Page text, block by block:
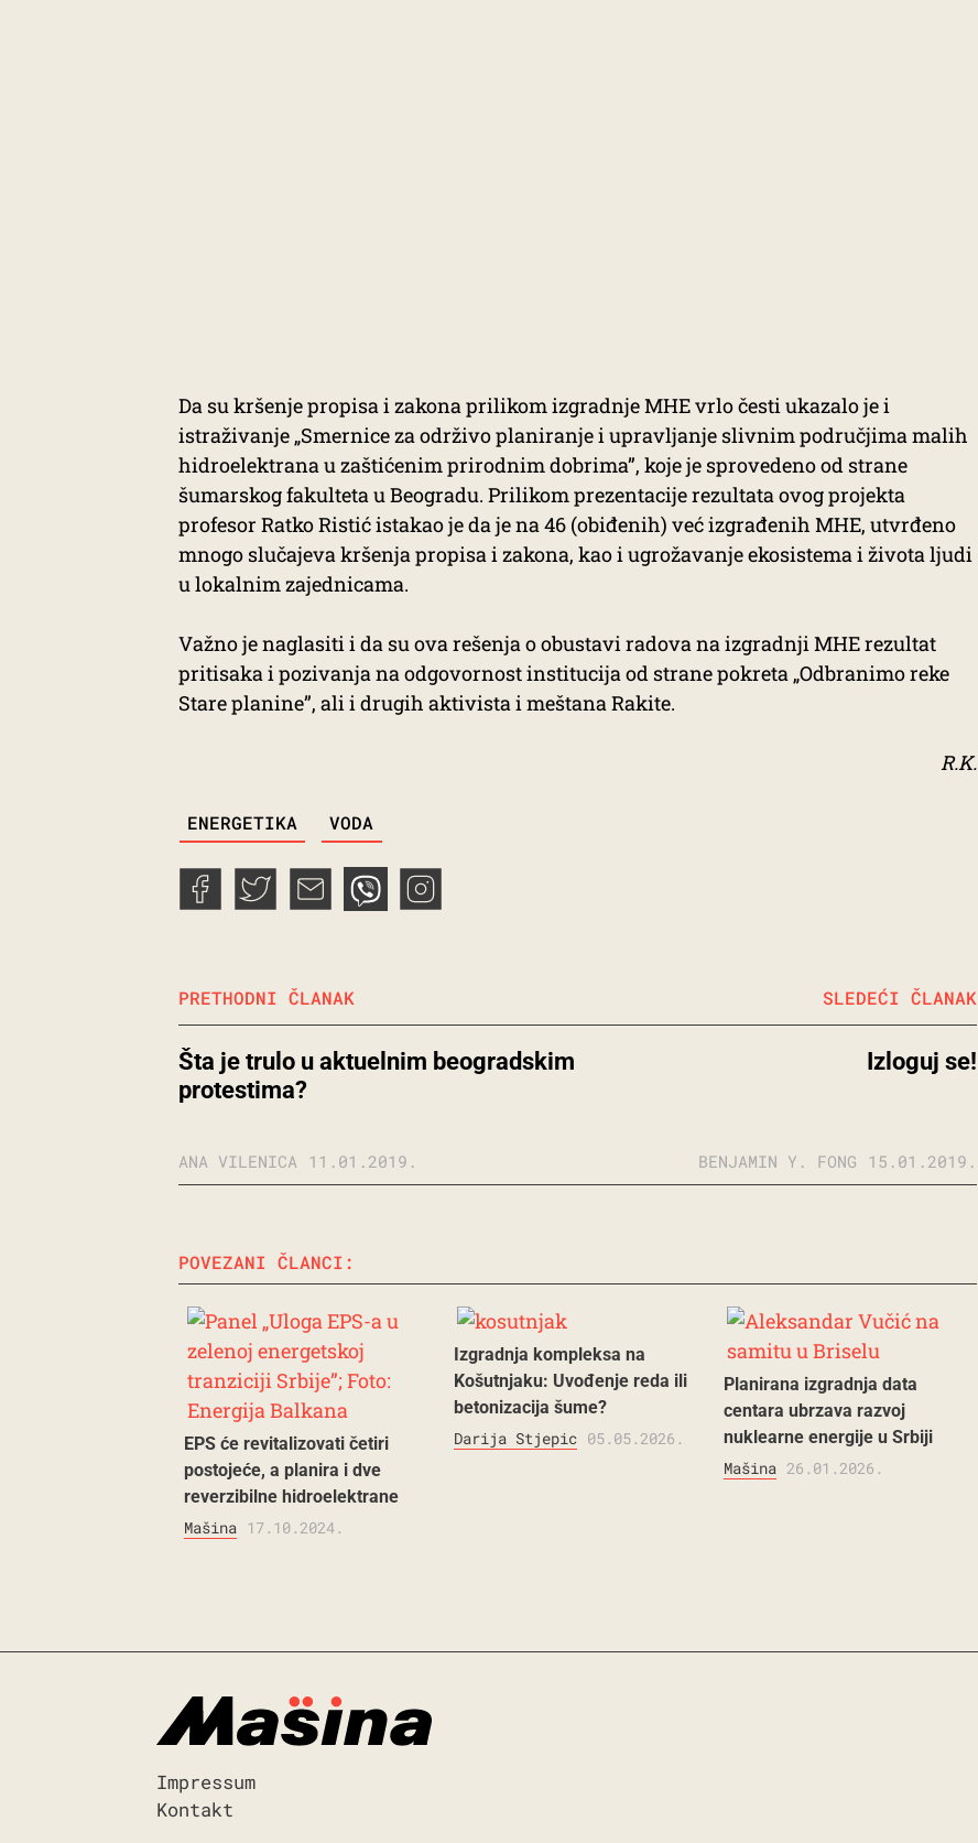
Da su kršenje propisa i zakona prilikom izgradnje MHE vrlo česti ukazalo je i
istraživanje „Smernice za održivo planiranje i upravljanje slivnim područjima malih
hidroelektrana u zaštićenim prirodnim dobrima”, koje je sprovedeno od strane
šumarskog fakulteta u Beogradu. Prilikom prezentacije rezultata ovog projekta
profesor Ratko Ristić istakao je da je na 46 (obiđenih) već izgrađenih MHE, utvrđeno
mnogo slučajeva kršenja propisa i zakona, kao i ugrožavanje ekosistema i života ljudi
u lokalnim zajednicama.
Važno je naglasiti i da su ova rešenja o obustavi radova na izgradnji MHE rezultat
pritisaka i pozivanja na odgovornost institucija od strane pokreta „Odbranimo reke
Stare planine”, ali i drugih aktivista i meštana Rakite.
R.K.
ENERGETIKA VODA
PRETHODNI ČLANAK
Šta je trulo u aktuelnim beogradskim
protestima?
ANA VILENICA 11.01.2019.
Izloguj se!
SLEDEĆI ČLANAK
BENJAMIN Y. FONG 15.01.2019.
POVEZANI ČLANCI:
EPS će revitalizovati četiri
postojeće, a planira i dve
reverzibilne hidroelektrane
Mašina 17.10.2024.
Izgradnja kompleksa na
Košutnjaku: Uvođenje reda ili
betonizacija šume?
Darija Stjepic 05.05.2026.
Planirana izgradnja data
centara ubrzava razvoj
nuklearne energije u Srbiji
Mašina 26.01.2026.
Impressum
Kontakt